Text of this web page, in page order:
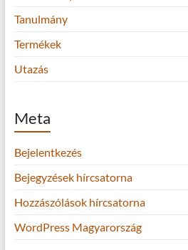
Tanulmány
Termékek
Utazás
Meta
Bejelentkezés
Bejegyzések hírcsatorna
Hozzászólások hírcsatorna
WordPress Magyarország